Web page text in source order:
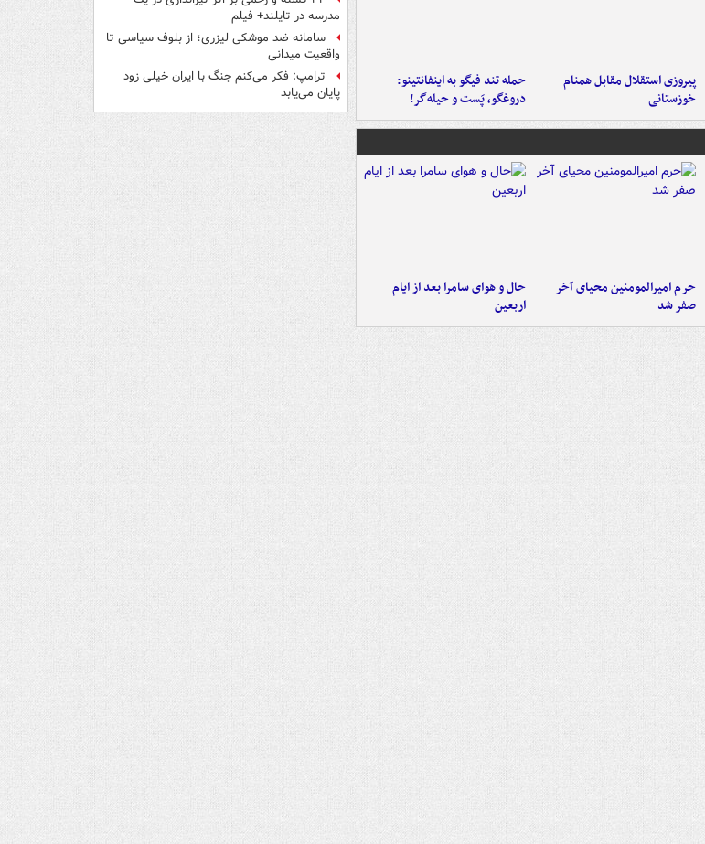
پیروزی استقلال مقابل همنام
خوزستانی
حمله تند فیگو به اینفانتینو:
دروغگو، پَست‌ و حیله‌گر!
حرم امیرالمومنین محیای آخر
صفر شد
حال و هوای سامرا بعد از ایام
اربعین
مدرسه در تایلند+ فیلم
سامانه ضد موشکی لیزری؛ از بلوف سیاسی تا
واقعیت میدانی
ترامپ: فکر می‌کنم جنگ با ایران خیلی زود
پایان می‌یابد